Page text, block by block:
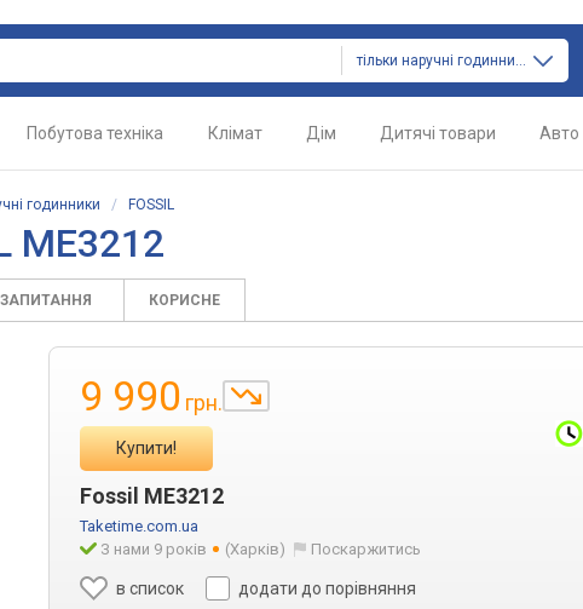
тільки наручні годинники
Побутова техніка Клімат Дім Дитячі товари Авто
годинники / FOSSIL
ME3212
КОРИСНЕ
9 990 грн.
Купити!
Fossil ME3212
Taketime.com.ua
З нами 9 років
(Харків) Поскаржитись
в список додати до порівняння